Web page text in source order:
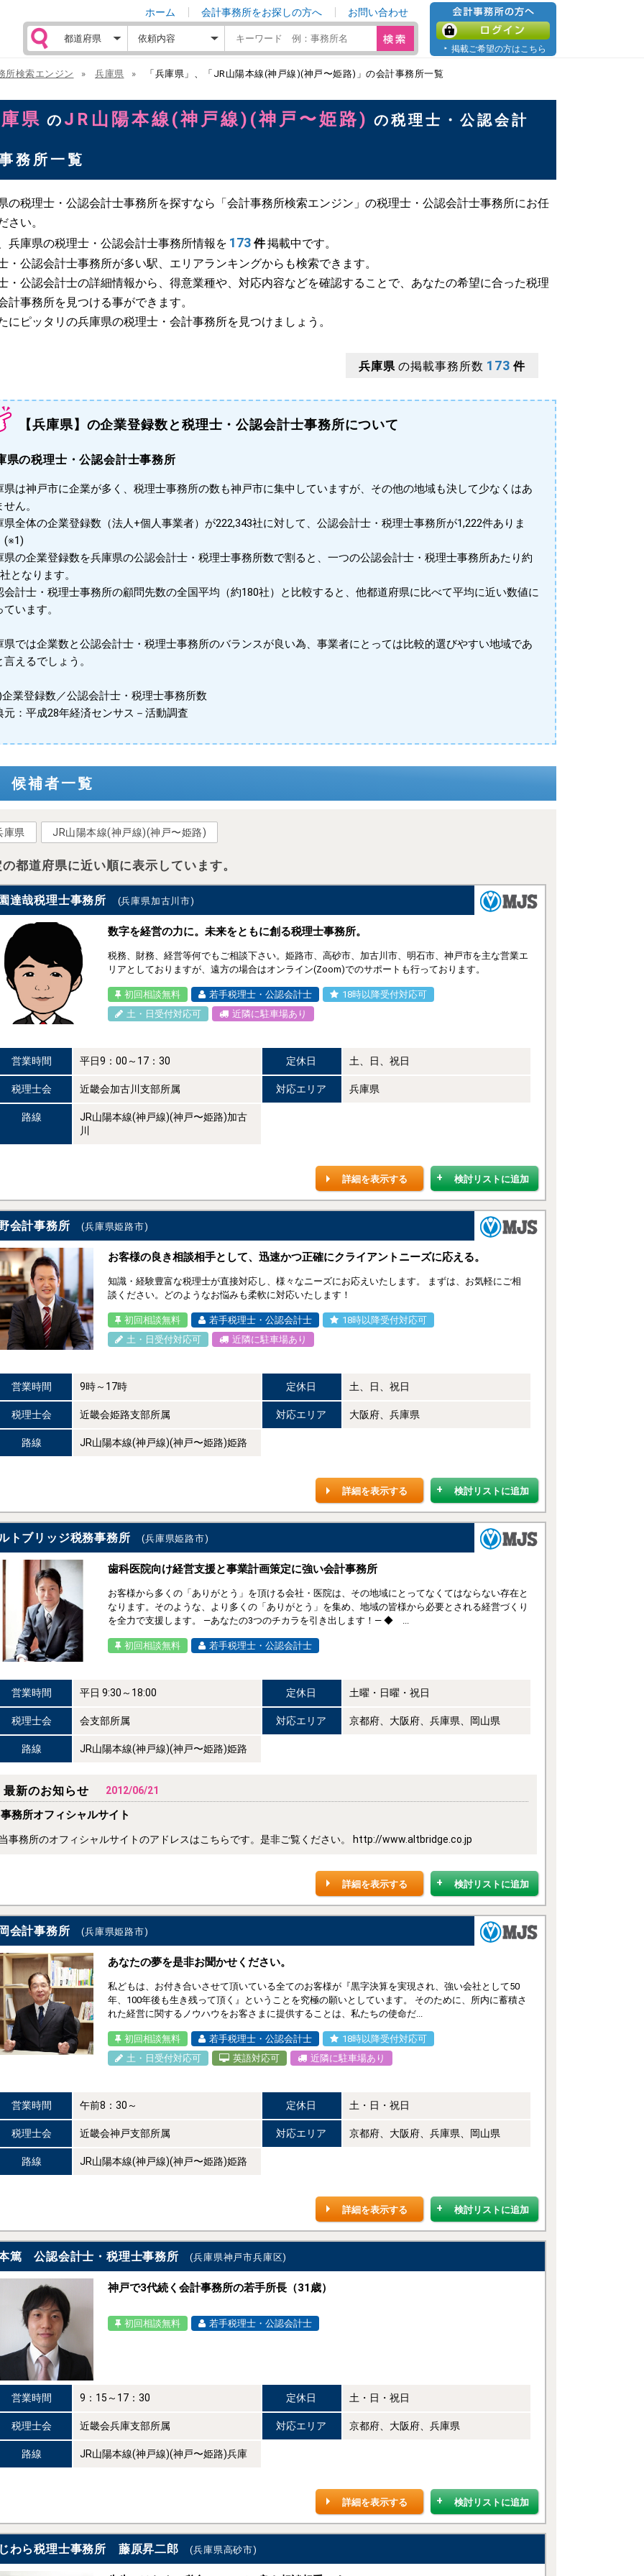
ホーム 会計事務所をお探しの方へ
お問い合わせ
会計事務所の方へ
ログイン
掲載ご希望の方はこちら
所検索エンジン 兵庫県 「兵庫県」、「JR山陽本線(神戸線)(神戸〜姫路)」の会計事務所一覧
県 の JR山陽本線(神戸線)(神戸〜姫路) の税理士・公認会計
務所一覧
の税理士・公認会計士事務所を探すなら「会計事務所検索エンジン」の税理士・公認会計士事務所にお任
さい。
兵庫県の税理士・公認会計士事務所情報を 173 件掲載中です。
・公認会計士事務所が多い駅、エリアランキングからも検索できます。
・公認会計士の詳細情報から、得意業種や、対応内容などを確認することで、あなたの希望に合った税理
計事務所を見つける事ができます。
にピッタリの兵庫県の税理士・会計事務所を見つけましょう。
兵庫県 の掲載事務所数 173 件
【兵庫県】の企業登録数と税理士・公認会計士事務所について
県の税理士・公認会計士事務所
県は神戸市に企業が多く、税理士事務所の数も神戸市に集中していますが、その他の地域も決して少なくはあ
ん。
県全体の企業登録数（法人+個人事業者）が222,343社に対して、公認会計士・税理士事務所が1,222件ありま
(※1)
県の企業登録数を兵庫県の公認会計士・税理士事務所数で割ると、一つの公認会計士・税理士事務所あたり約
となります。
会計士・税理士事務所の顧問先数の全国平均（約180社）と比較すると、他都道府県に比べて平均に近い数値に
ています。
県では企業数と公認会計士・税理士事務所のバランスが良い為、事業者にとっては比較的選びやすい地域であ
言えるでしょう。
業登録数／公認会計士・税理士事務所数
元：平成28年経済センサス－活動調査
候補者一覧
庫県 JR山陽本線(神戸線)(神戸〜姫路)
都道府県に近い順に表示しています。
達哉税理士事務所 (兵庫県加古川市)
数字を経営の力に。未来をともに創る税理士事務所。
税務、財務、経営等何でもご相談下さい。姫路市、高砂市、加古川市、明石市、神戸市を主な営業エ
リアとしておりますが、遠方の場合はオンライン(Zoom)でのサポートも行っております。
初回相談無料 若手税理士・公認会計士
18時以降受付対応可
土・日受付対応可
近隣に駐車場あり
営業時間 平日9：00～17：30 定休日 土、日、祝日
税理士会 近畿会加古川支部所属 対応エリア 兵庫県
路線
JR山陽本線(神戸線)(神戸〜姫路)加古
川
検討リストに追加
詳細を表示する
会計事務所 (兵庫県姫路市)
お客様の良き相談相手として、迅速かつ正確にクライアントニーズに応える。
知識・経験豊富な税理士が直接対応し、様々なニーズにお応えいたします。 まずは、お気軽にご相
談ください。どのようなお悩みも柔軟に対応いたします！
初回相談無料 若手税理士・公認会計士
18時以降受付対応可
土・日受付対応可
近隣に駐車場あり
営業時間 9時～17時 定休日 土、日、祝日
税理士会 近畿会姫路支部所属 対応エリア 大阪府、兵庫県
路線 JR山陽本線(神戸線)(神戸〜姫路)姫路
検討リストに追加
詳細を表示する
トブリッジ税務事務所 (兵庫県姫路市)
歯科医院向け経営支援と事業計画策定に強い会計事務所
お客様から多くの「ありがとう」を頂ける会社・医院は、その地域にとってなくてはならない存在と
なります。そのような、より多くの「ありがとう」を集め、地域の皆様から必要とされる経営づくり
を全力で支援します。 ―あなたの3つのチカラを引き出します！― ◆ ...
初回相談無料 若手税理士・公認会計士
営業時間 平日 9:30～18:00 定休日 土曜・日曜・祝日
税理士会 会支部所属 対応エリア 京都府、大阪府、兵庫県、岡山県
路線 JR山陽本線(神戸線)(神戸〜姫路)姫路
最新のお知らせ 2012/06/21
事務所オフィシャルサイト
事務所のオフィシャルサイトのアドレスはこちらです。是非ご覧ください。 http://www.altbridge.co.jp
検討リストに追加
詳細を表示する
会計事務所 (兵庫県姫路市)
あなたの夢を是非お聞かせください。
私どもは、お付き合いさせて頂いている全てのお客様が『黒字決算を実現され、強い会社として50
年、100年後も生き残って頂く』ということを究極の願いとしています。 そのために、所内に蓄積さ
れた経営に関するノウハウをお客さまに提供することは、私たちの使命だ...
初回相談無料 若手税理士・公認会計士
18時以降受付対応可
土・日受付対応可
英語対応可 近隣に駐車場あり
営業時間 午前8：30～ 定休日 土・日・祝日
税理士会 近畿会神戸支部所属 対応エリア 京都府、大阪府、兵庫県、岡山県
路線 JR山陽本線(神戸線)(神戸〜姫路)姫路
検討リストに追加
詳細を表示する
篤 公認会計士・税理士事務所 (兵庫県神戸市兵庫区)
神戸で3代続く会計事務所の若手所長（31歳）
初回相談無料 若手税理士・公認会計士
営業時間 9：15～17：30 定休日 土・日・祝日
税理士会 近畿会兵庫支部所属 対応エリア 京都府、大阪府、兵庫県
路線 JR山陽本線(神戸線)(神戸〜姫路)兵庫
検討リストに追加
詳細を表示する
わら税理士事務所 藤原昇二郎 (兵庫県高砂市)